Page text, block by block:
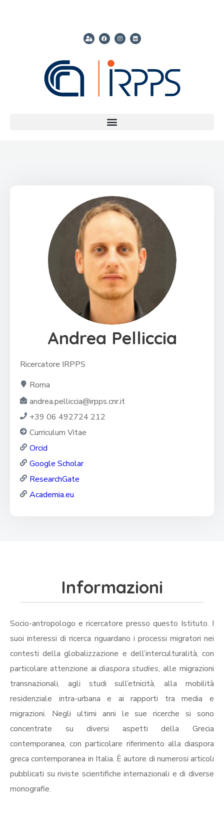
Andrea Pelliccia
Ricercatore IRPPS
Roma
andrea.pelliccia@irpps.cnr.it
+39 06 492724 212
Curriculum Vitae
Orcid
Google Scholar
ResearchGate
Academia.eu
Informazioni
Socio-antropologo e ricercatore presso questo Istituto. I
suoi interessi di ricerca riguardano i processi migratori nei
contesti della globalizzazione e dell’interculturalità, con
particolare attenzione ai diaspora studies, alle migrazioni
transnazionali, agli studi sull’etnicità, alla mobilità
residenziale intra-urbana e ai rapporti tra media e
migrazioni. Negli ultimi anni le sue ricerche si sono
concentrate su diversi aspetti della Grecia
contemporanea, con particolare riferimento alla diaspora
greca contemporanea in Italia. È autore di numerosi articoli
pubblicati su riviste scientifiche internazionali e di diverse
monografie.